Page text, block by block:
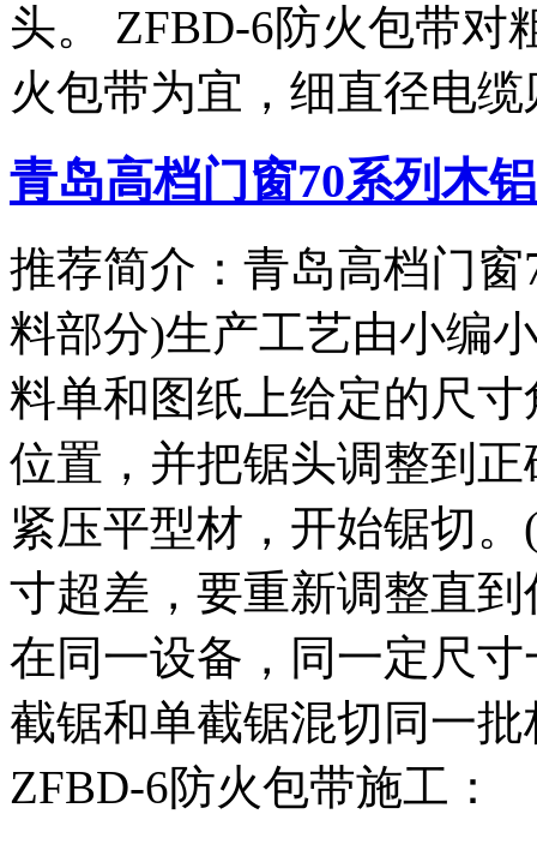
头。 ZFBD-6防火包带对
火包带为宜，细直径电
青岛高档门窗70系列木
推荐简介：青岛高档门
料部分)生产工艺由小编
料单和图纸上给定的尺
位置，并把锯头调整到
紧压平型材，开始锯切
寸超差，要重新调整直
在同一设备，同一定尺
截锯和单截锯混切同一
ZFBD-6防火包带施工：